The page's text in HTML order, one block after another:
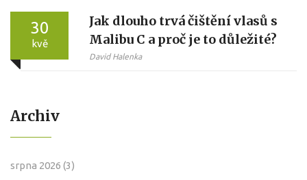
30
kvě
Jak dlouho trvá čištění vlasů s
Malibu C a proč je to důležité?
David Halenka
Archiv
srpna 2026 (3)